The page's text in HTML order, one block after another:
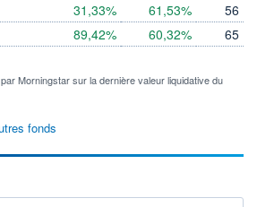
31,33%
89,42%
61,53%
60,32%
56
65
Morningstar sur la dernière valeur liquidative du
fonds